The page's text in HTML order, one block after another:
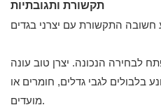
תקשורת ותגובתיות
לבחירה הנכונה. יצרן טוב עונה
בלבולים לגבי גדלים, חומרים או
מועדים.